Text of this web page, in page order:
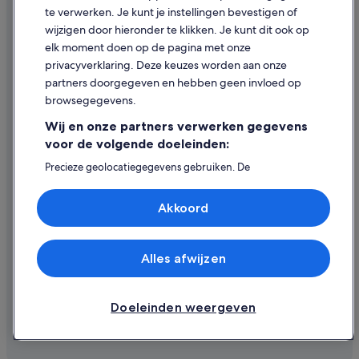
Hotels in de buurt van Champagne De Castellane
Hotels met 5 sterren in Chavot-Courcourt
Hotels in Moussy
Hotels in Vertus
Hotels in Chavot-Courcourt
Hotels met 4 sterren in Le Mesnil-sur-Oger
Hotels in de buurt van Wijnhuis Champagne Champion Denis
Hulp
Ondersteuning
Je boeking wijzigen of annuleren
Restitutieproces en tijdsbestek
Boek een vlucht met airlinetegoed
Expedia, Inc. is niet verantwoordelijk voor de inhoud op externe
websites.
© 2026 Expedia, Inc. - een bedrijf van Expedia Group. Alle rechten
voorbehouden. Expedia en het Expedia-logo zijn handelsmerken of
te verwerken. Je kunt je instellingen bevestigen of
wijzigen door hieronder te klikken. Je kunt dit ook op
elk moment doen op de pagina met onze
privacyverklaring. Deze keuzes worden aan onze
partners doorgegeven en hebben geen invloed op
browsegegevens.
Wij en onze partners verwerken gegevens
voor de volgende doeleinden:
Precieze geolocatiegegevens gebruiken. De
Informatie op een apparaat opslaan en/of openen.
Gepersonaliseerde advertenties en content, advertentie-
en contentmetingen, doelgroepenonderzoek en
Partnerlijst (derden)
Doeleinden weergeven
Alles afwijzen
Akkoord